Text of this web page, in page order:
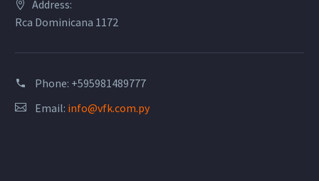
Address:
Rca Dominicana 1172
Phone: +595981489777
Email: info@vfk.com.py